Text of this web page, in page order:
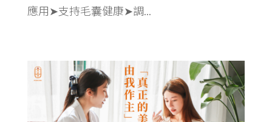
應用➤支持毛囊健康➤調...